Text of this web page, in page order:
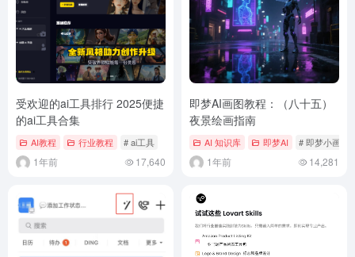
受欢迎的ai工具排行 2025便捷
的ai工具合集
AI教程 行业教程 # ai工具
1年前 17,640
即梦AI画图教程：（八十五）
夜景绘画指南
AI 知识库 即梦AI # 即梦小画家
1年前 14,281